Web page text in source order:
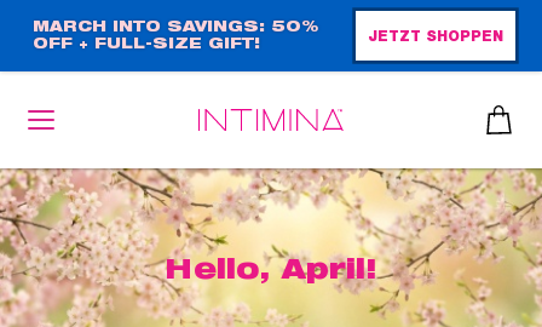
zum
Inhalt
MARCH INTO SAVINGS: 50%
OFF + FULL-SIZE GIFT!
JETZT SHOPPEN
2
Hello, April!